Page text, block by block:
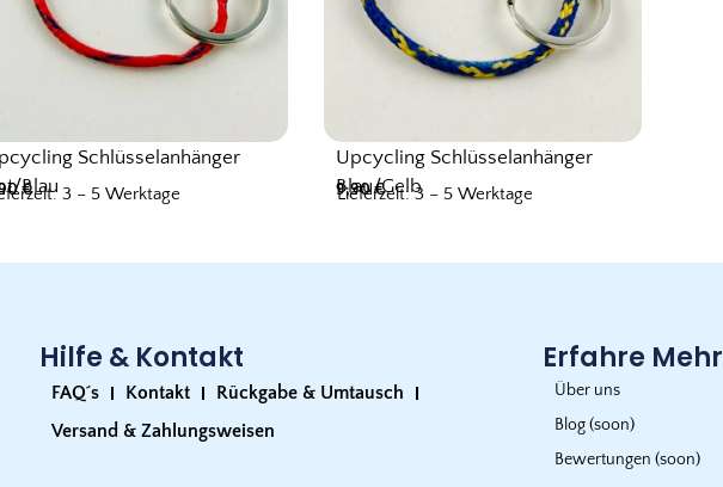
Schlüsselanhänger
Blau
€ 3 – 5 Werktage
Upcycling Schlüsselanhänger
Blau/Gelb
9,90€
Lieferzeit: 3 – 5 Werktage
Hilfe & Kontakt
FAQ´s Kontakt
Rückgabe & Umtausch
Versand & Zahlungsweisen
Erfahre Mehr
Über uns
Blog (soon)
Bewertungen (soon)